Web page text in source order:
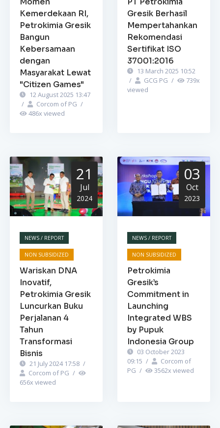
Kemerdekaan RI,
Petrokimia Gresik
Bangun
Kebersamaan
dengan
Masyarakat Lewat
"Citizen Games"
12 August 2025 13:47
/
Corcom of PG /
486x viewed
Gresik Berhasil
Mempertahankan
Rekomendasi
Sertifikat ISO
37001:2016
13 March 2025 10:52
/
GCG PG / 739x
viewed
21
Jul
2024
NEWS / REPORT
NON SUBSIDIZED
Wariskan DNA
Inovatif,
Petrokimia Gresik
Luncurkan Buku
Perjalanan 4
Tahun
Transformasi
Bisnis
21 July 2024 17:58 /
Corcom of PG /
656x viewed
03
Oct
2023
NEWS / REPORT
NON SUBSIDIZED
Petrokimia
Gresik’s
Commitment in
Launching
Integrated WBS
by Pupuk
Indonesia Group
03 October 2023
09:15 /
Corcom of
PG / 3562x viewed